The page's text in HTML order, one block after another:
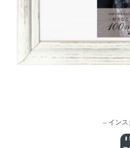
– インス